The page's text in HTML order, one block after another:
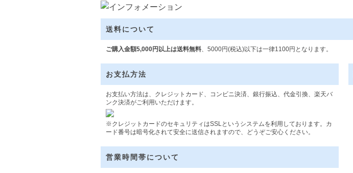
送料について
ご購入金額5,000円以上は送料無料、5000円(税込)以下は一律1100円となります。
お支払方法
お支払い方法は、クレジットカード、コンビニ決済、銀行振込、代金引換、楽天バ
ンク決済がご利用いただけます。
※クレジットカードのセキュリティはSSLというシステムを利用しております。カ
ード番号は暗号化されて安全に送信されますので、どうぞご安心ください。
営業時間帯について